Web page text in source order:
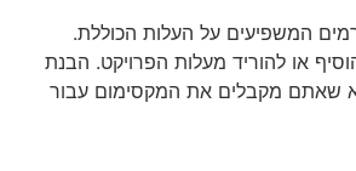
המשפיעים על העלות הכוללת.
או להוריד מעלות הפרויקט. הבנת
שאתם מקבלים את המקסימום עבור